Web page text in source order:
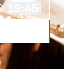
19:45